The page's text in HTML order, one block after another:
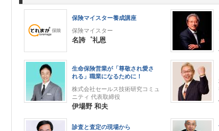
保険マイスター養成講座
保険マイスター
名誇゜礼恩
生命保険営業が「尊敬され愛さ
れる」職業になるために！
株式会社セールス技術研究コミュ
ニティ 代表取締役
伊場野 和夫
診査と査定の現場から